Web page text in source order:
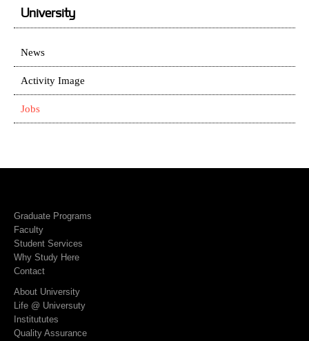
University
News
Activity Image
Jobs
Graduate Programs
Faculty
Student Services
Why Study Here
Contact
About University
Life @ Universuty
Institututes
Quality Assurance